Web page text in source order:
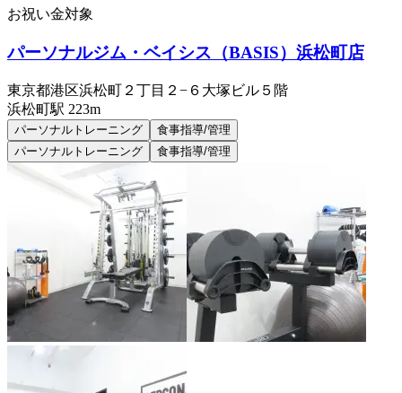
お祝い金対象
パーソナルジム・ベイシス（BASIS）浜松町店
東京都港区浜松町２丁目２−６大塚ビル５階
浜松町駅 223m
パーソナルトレーニング
食事指導/管理
パーソナルトレーニング
食事指導/管理